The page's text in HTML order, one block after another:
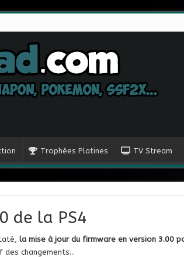
Trophées Platines TV Stream
de la PS4
la mise à jour du firmware en version 3.00
changements…